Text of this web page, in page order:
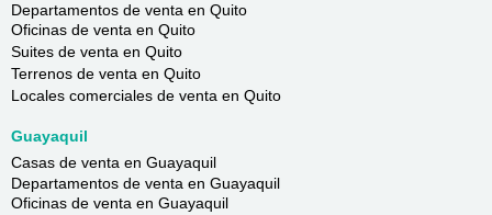
Departamentos de venta en Quito
Oficinas de venta en Quito
Suites de venta en Quito
Terrenos de venta en Quito
Locales comerciales de venta en Quito
Guayaquil
Casas de venta en Guayaquil
Departamentos de venta en Guayaquil
Oficinas de venta en Guayaquil